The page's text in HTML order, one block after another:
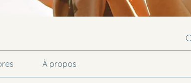
À propos